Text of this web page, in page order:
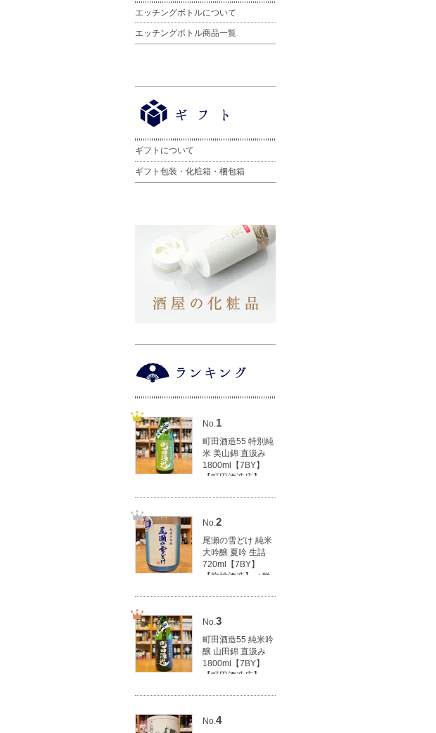
エッチングボトルについて
エッチングボトル商品一覧
ギフトについて
ギフト包装・化粧箱・梱包箱
No.1
町田酒造55 特別純
米 美山錦 直汲み
1800ml【7BY】
【町田酒造店】
円)
No.2
尾瀬の雪どけ 純米
大吟醸 夏吟 生詰
720ml【7BY】
【龍神酒造】（群
円)
No.3
町田酒造55 純米吟
醸 山田錦 直汲み
1800ml【7BY】
【町田酒造店】
円)
No.4